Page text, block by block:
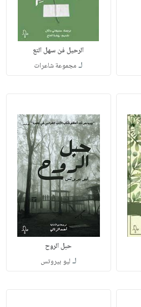
الرحيل فن سهل التع
لـ مجموعة شاعرات
حبل الروح
لـ ليو بيروتس